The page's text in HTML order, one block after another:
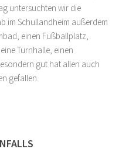
untersuchten wir die
im Schullandheim außerdem
einen Fußballplatz,
Turnhalle, einen
gut hat allen auch
gefallen.